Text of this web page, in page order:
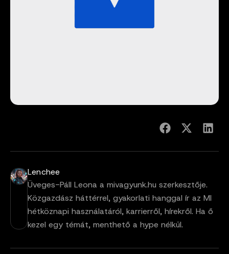
Lenchee
Üveges-Páll Leona a mivagyunk.hu szerkesztője.
Közgazdász háttérrel, gyakorlati hanggal ír az MI
hétköznapi használatáról, karrierről, hírekről. Ha ő
kezel egy témát, menthető a hype nélkül.